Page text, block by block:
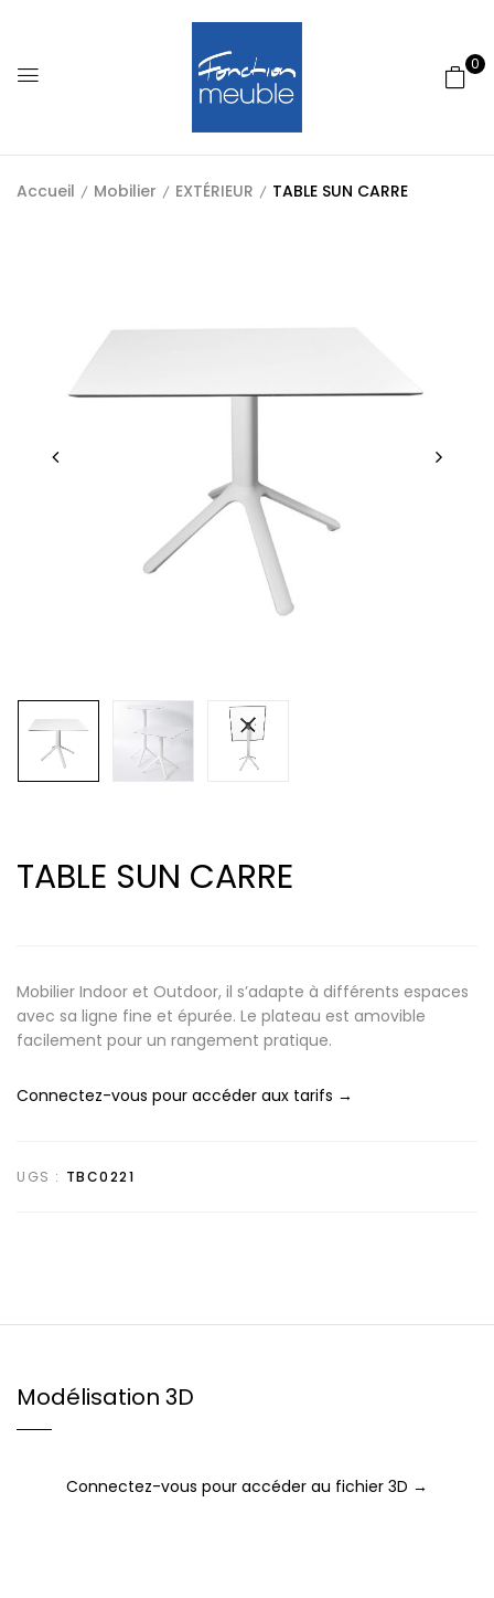
0
Accueil Mobilier EXTÉRIEUR TABLE SUN CARRE
TABLE SUN CARRE
Mobilier Indoor et Outdoor, il s’adapte à différents espaces
avec sa ligne fine et épurée. Le plateau est amovible
facilement pour un rangement pratique.
Connectez-vous pour accéder aux tarifs →
UGS : TBC0221
Modélisation 3D
Connectez-vous pour accéder au fichier 3D →